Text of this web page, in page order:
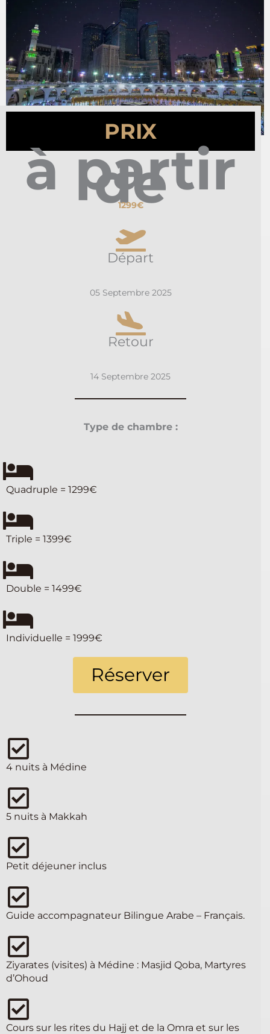
PRIX
à partir
de
1299€
Départ
05 Septembre 2025
Retour
14 Septembre 2025
Type de chambre :
Quadruple = 1299€
Triple = 1399€
Double = 1499€
Individuelle = 1999€
Réserver
4 nuits à Médine
5 nuits à Makkah
Petit déjeuner inclus
Guide accompagnateur Bilingue Arabe – Français.
Ziyarates (visites) à Médine : Masjid Qoba, Martyres
d’Ohoud
Cours sur les rites du Hajj et de la Omra et sur les